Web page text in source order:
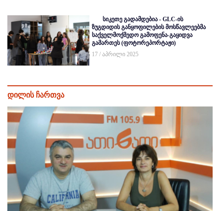
სიკეთე გადამდებია - GLC-ის
ზუგდიდის განყოფილების მოსწავლეებმა
საქველმოქმედო გამოფენა-გაყიდვა
გამართეს (ფოტორეპორტაჟი)
17 / აპრილი 2025
დილის ჩართვა